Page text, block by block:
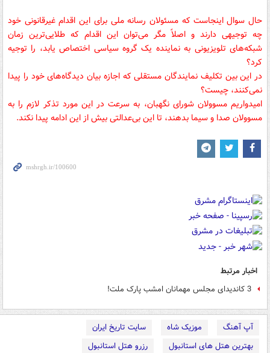
حال سوال اينجاست كه مسئولان رسانه ملی برای این اقدام غیرقانونی خود
چه توجیهی دارند و اصلاً مگر می‌توان این اقدام که طلایی‌ترین زمان
شبکه‌های تلویزیونی به نماینده یک گروه سیاسی اختصاص يابد، را توجیه
کرد؟
در این بین تکلیف نمایندگان مستقلی که اجازه بیان دیدگاه‌های خود را پیدا
نمی‌کنند، چیست؟
امیدواریم مسوولان شورای نگهبان، به سرعت در این مورد تذکر لازم را به
مسوولان صدا و سیما بدهند، تا این بی‌عدالتی بیش از این ادامه پيدا نكند.
اخبار مرتبط
3 کاندیدای مجلس مهمانان امشب پارک ملت!
آپ آهنگ موزیک شاه
سایت تاریخ ایران
بهترین هتل های استانبول
رزرو هتل استانبول